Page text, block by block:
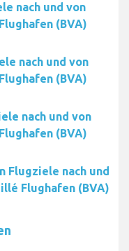
nach und von
(BVA)
nach und von
(BVA)
nach und von
(BVA)
Flugziele nach und
Flughafen (BVA)